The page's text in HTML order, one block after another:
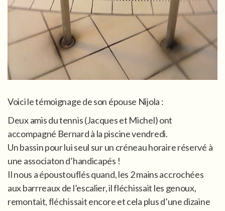
Voici le témoignage de son épouse Nijola :
Deux amis du tennis (Jacques et Michel) ont
accompagné Bernard à la piscine vendredi.
Un bassin pour lui seul sur un créneau horaire réservé à
une associaton d’handicapés !
Il nous a époustouflés quand, les 2 mains accrochées
aux barrreaux de l’escalier, il fléchissait les genoux,
remontait, fléchissait encore et cela plus d’une dizaine